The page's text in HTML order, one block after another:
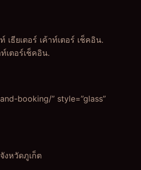
ธียเตอร์ เค้าท์เตอร์ เช็คอิน.
เตอร์เช็คอิน.
booking/” style=”glass”
งหวัดภูเก็ต